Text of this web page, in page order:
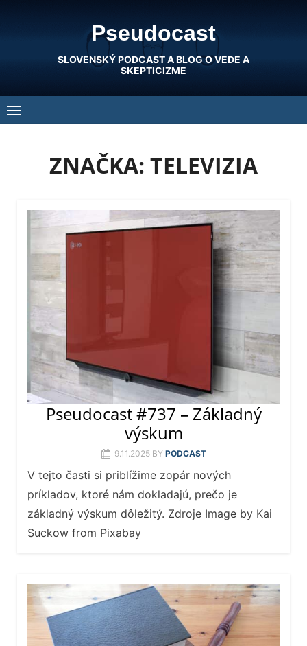
Pseudocast
SLOVENSKÝ PODCAST A BLOG O VEDE A
SKEPTICIZME
ZNAČKA: TELEVIZIA
Pseudocast #737 – Základný
výskum
9.11.2025 BY PODCAST
V tejto časti si priblížime zopár nových
príkladov, ktoré nám dokladajú, prečo je
základný výskum dôležitý. Zdroje Image by Kai
Suckow from Pixabay